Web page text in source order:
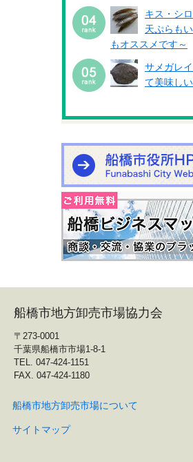
キス・
天ぷらも
もオススメです～
サメガレ
て美味し
船橋市地方卸売市場協力会
〒273-0001
千葉県船橋市市場1-8-1
TEL. 047-424-1151
FAX. 047-424-1180
船橋市地方卸売市場について
サイトマップ